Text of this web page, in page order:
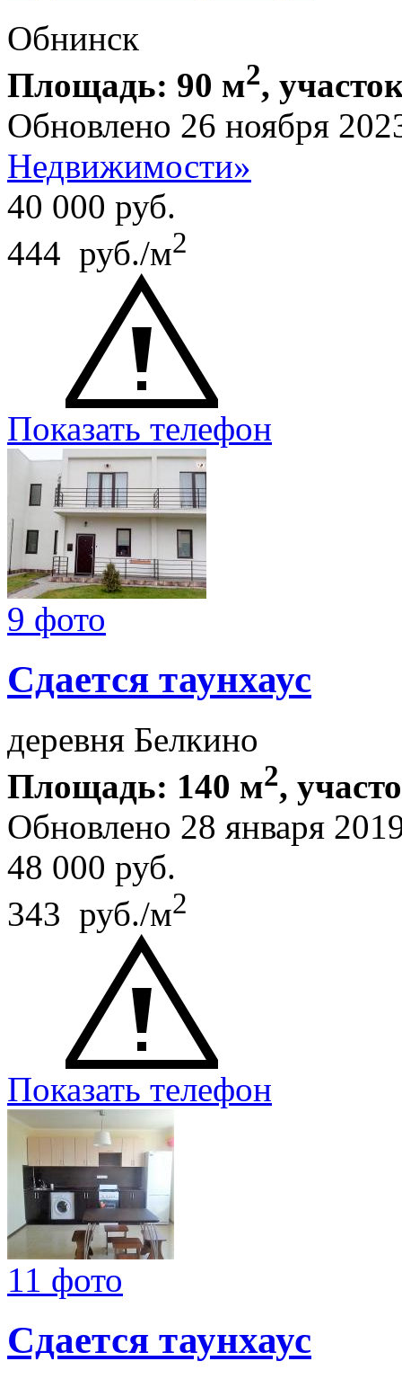
Обнинск
Площадь: 90 м2,
Обновлено 26 ноября
Недвижимости»
40 000 руб.
444 руб./м2
Показать телефон
9 фото
Сдается таунхаус
деревня Белкино
Площадь: 140 м2,
Обновлено 28 января
48 000 руб.
343 руб./м2
Показать телефон
11 фото
Сдается таунхаус